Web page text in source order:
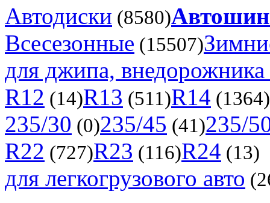
Автодиски (8580)
Всесезонные (15507)
для джипа,
R12 (14)R13 (511)R14 (1364)
235/30 (0)235/45 (41)235/
R22 (727)R23 (116)R24 (13)
для легкогрузового авто